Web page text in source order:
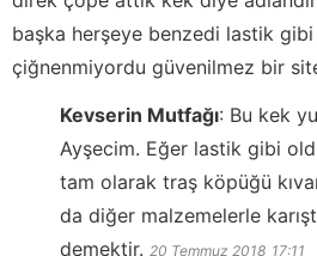
başka herşeye benzedi lastik
çiğnenmiyordu güvenilmez bir
Kevserin Mutfağı: Bu kek
Ayşecim. Eğer lastik gibi
tam olarak traş köpüğü
da diğer malzemelerle
demektir. 20 Temmuz 2018 17:11